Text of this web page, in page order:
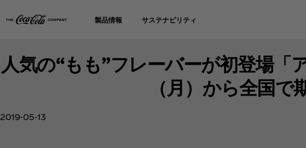
製品情報 サステナビリティ
人気の“もも”フレーバーが初登場「
（月）から全国で
2019-05-13